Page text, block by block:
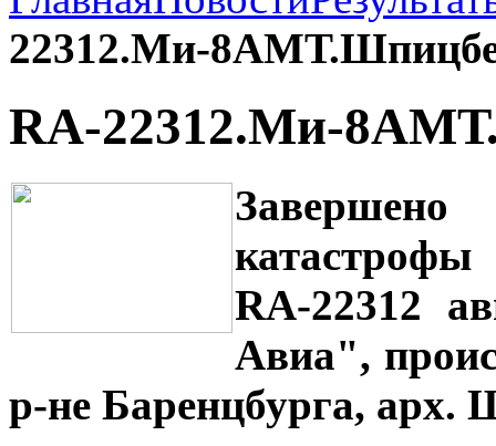
22312.Ми-
RA-22312.Ми-
RA-22312
Авиа",
р-не Баренцбурга, арх.